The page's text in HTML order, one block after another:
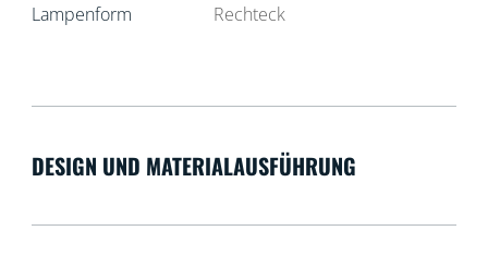
Lampenform Rechteck
DESIGN UND MATERIALAUSFÜHRUNG